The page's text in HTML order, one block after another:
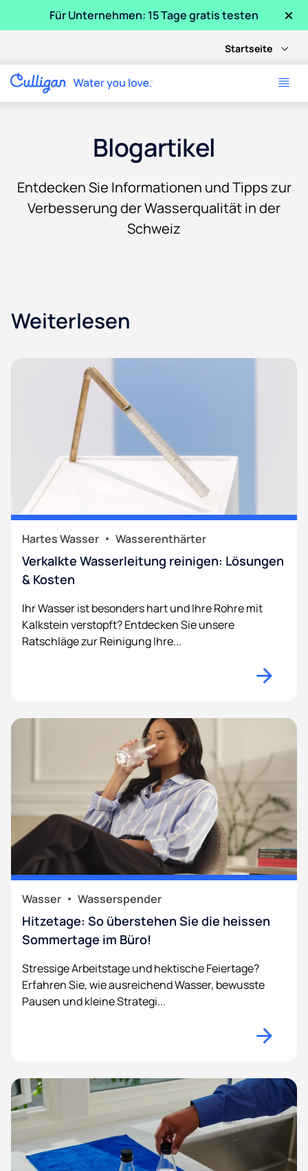
Für Unternehmen: 15 Tage gratis testen ×
Startseite
Blogartikel
Entdecken Sie Informationen und Tipps zur
Verbesserung der Wasserqualität in der
Schweiz
Weiterlesen
Hartes Wasser Wasserenthärter
Verkalkte Wasserleitung reinigen: Lösungen
& Kosten
Ihr Wasser ist besonders hart und Ihre Rohre mit
Kalkstein verstopft? Entdecken Sie unsere
Ratschläge zur Reinigung Ihre...
Wasser Wasserspender
Hitzetage: So überstehen Sie die heissen
Sommertage im Büro!
Stressige Arbeitstage und hektische Feiertage?
Erfahren Sie, wie ausreichend Wasser, bewusste
Pausen und kleine Strategi...